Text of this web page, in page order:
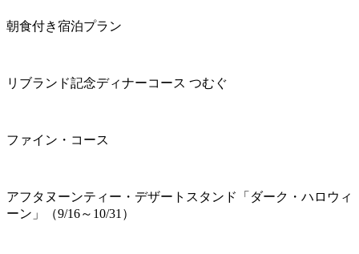
朝食付き宿泊プラン
リブランド記念ディナーコース つむぐ
ファイン・コース
アフタヌーンティー・デザートスタンド「ダーク・ハロウィ
ーン」（9/16～10/31）